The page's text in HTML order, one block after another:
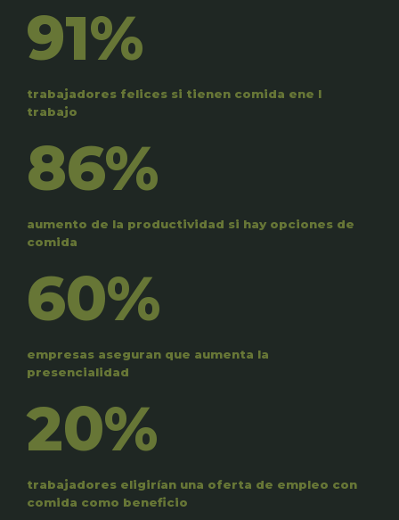
91%
trabajadores felices si tienen comida ene l
trabajo
86%
aumento de la productividad si hay opciones de
comida
60%
empresas aseguran que aumenta la
presencialidad
20%
trabajadores eligirían una oferta de empleo con
comida como beneficio